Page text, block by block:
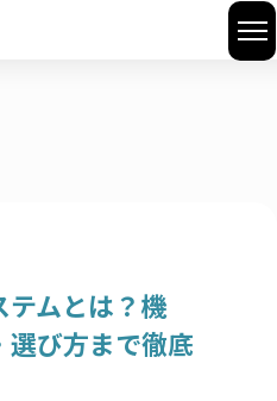
ムとは？機
び方まで徹底